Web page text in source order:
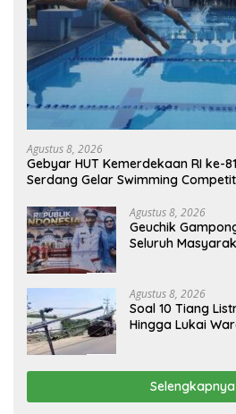
Agustus 8, 2026
Gebyar HUT Kemerdekaan RI ke-
Serdang Gelar Swimming
Agustus 8, 2026
Geuchik
Seluruh
Agustus 8, 2026
Soal 10 Tiang
Hingga Lukai
Selengkapnya